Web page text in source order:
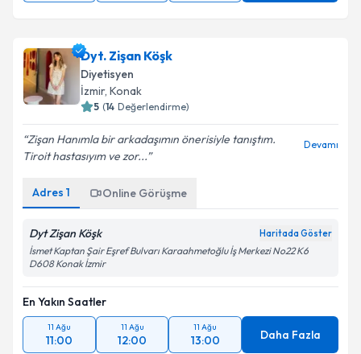
Dyt. Zişan Köşk
Diyetisyen
İzmir, Konak
5 (14 Değerlendirme)
Zişan Hanımla bir arkadaşımın önerisiyle tanıştım.
Tiroit hastasıyım ve zor...
Devamı
Adres 1 Online Görüşme
Dyt Zişan Köşk Haritada Göster
İsmet Kaptan Şair Eşref Bulvarı Karaahmetoğlu İş Merkezi No22 K6
D608 Konak İzmir
En Yakın Saatler
11 Ağu
11:00
11 Ağu
12:00
11 Ağu
13:00 Daha Fazla